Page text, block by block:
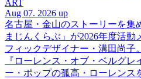
ART
Aug 07. 2026 up
名古屋・金山のストーリーを集
まじんくらぶ」が2026年度活
フィックデザイナー・溝田尚子。
『ローレンス・オブ・ベルグ
ー・ポップの孤高・ローレンス